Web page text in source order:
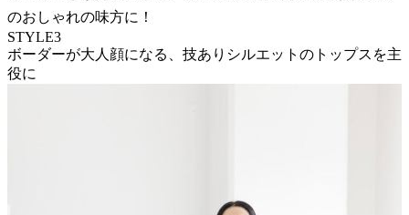
のおしゃれの味方に！
STYLE3
ボーダーが大人顔になる、技ありシルエットのトップスを主
役に